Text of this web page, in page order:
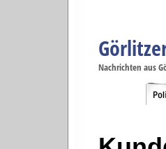
Nachrichten aus